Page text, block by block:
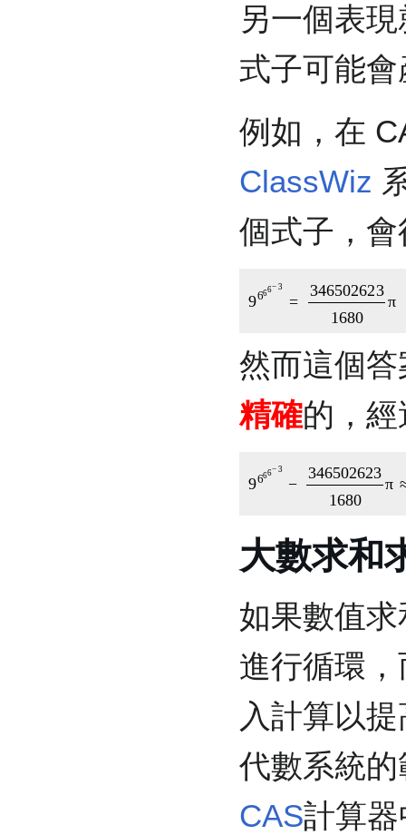
另一個表
式子可能
例如，在
ClassWiz
個式子，
9 6 −3=
然而這個答
精確的，
9 6 −3−
大數求和
如果數值
進行循環
入計算以
代數系統
CAS計算